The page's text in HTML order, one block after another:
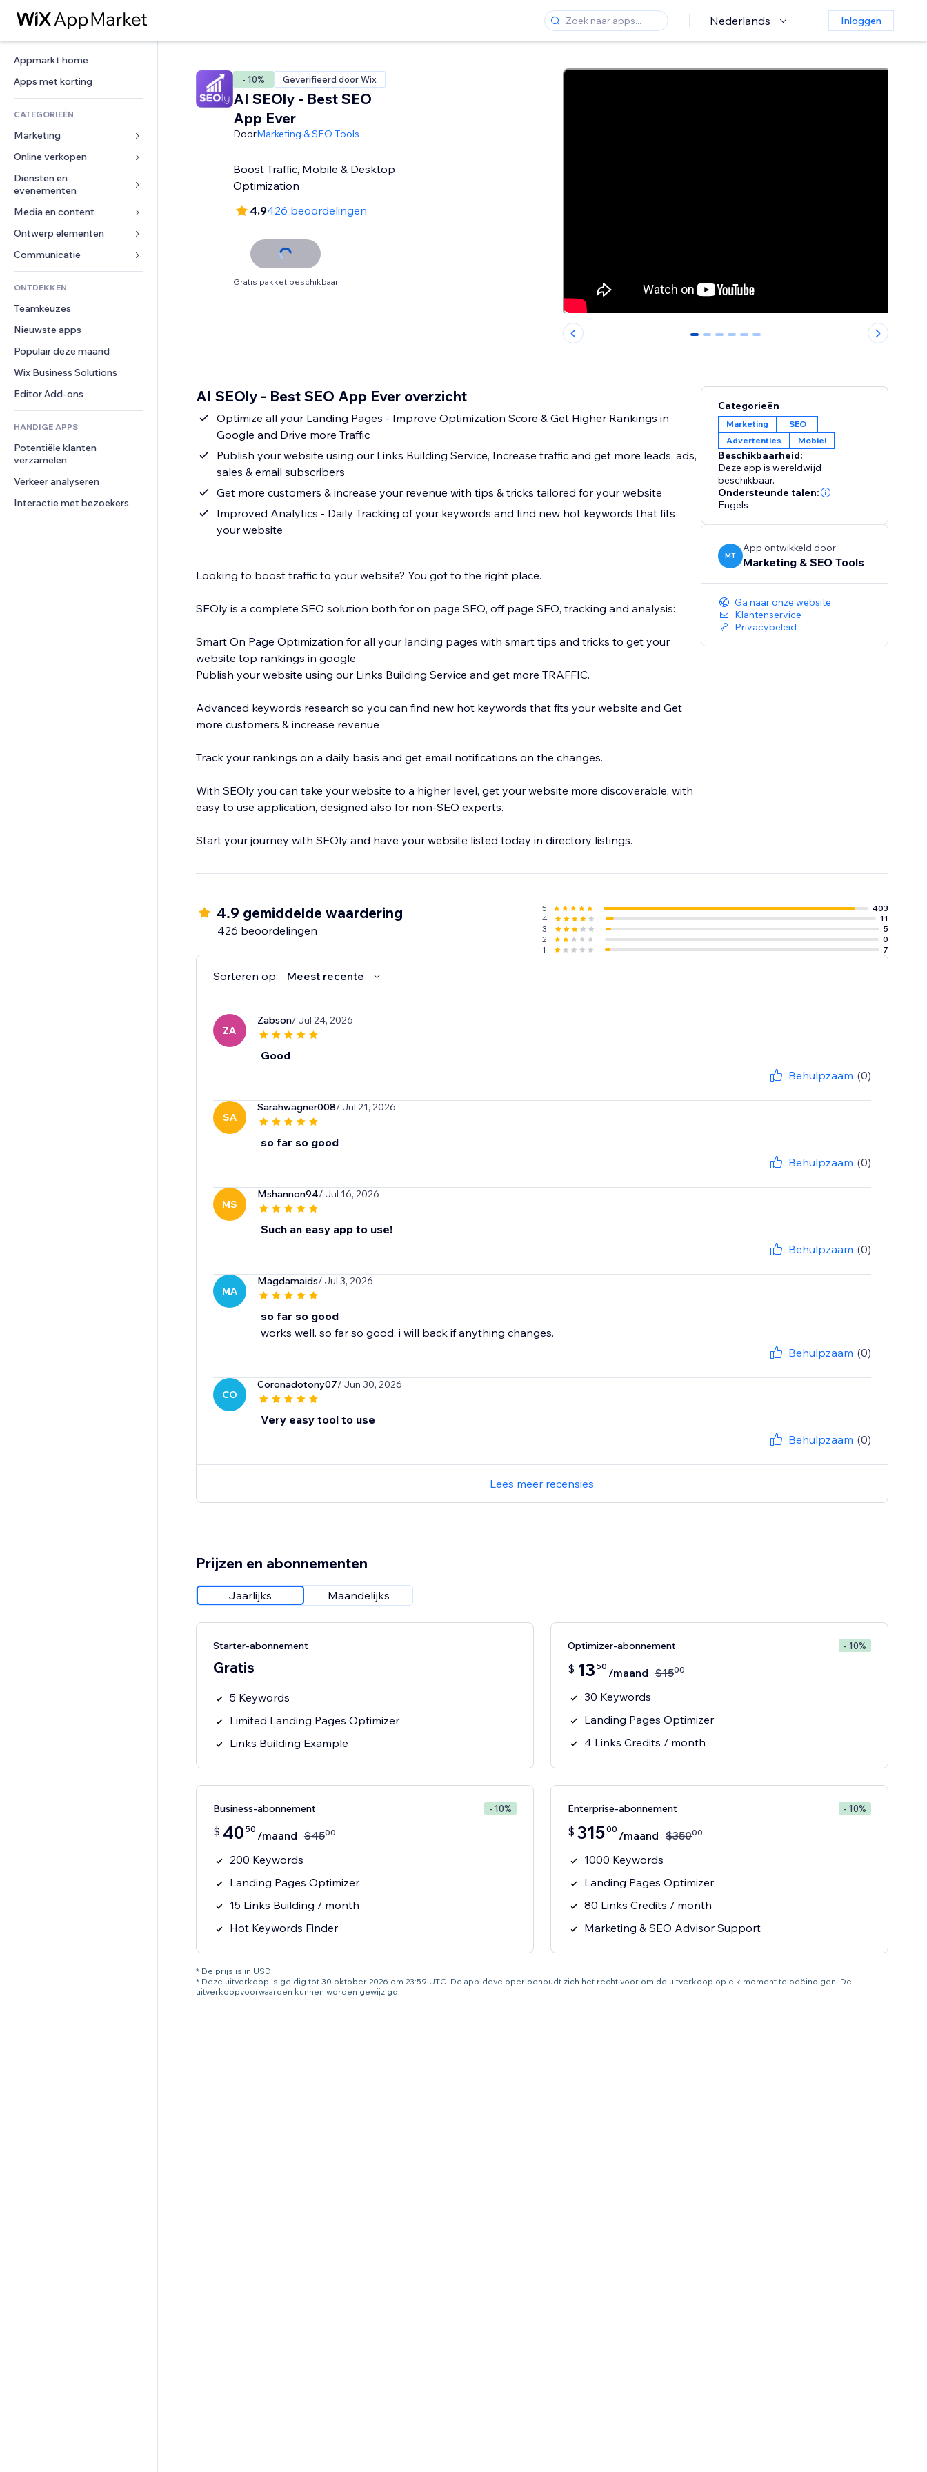
Nederlands Inloggen
Appmarkt home
Apps met korting
CATEGORIEËN
Marketing
Advertenties
Mobiel
Analytics
Social media
SEO
Betrokkenheid
Websitevermeldingen
E-mail
Conversie
Online verkopen
Apps voor webshops
Verzending en levering
Verkoopknoppen
Online cursussen
Print on demand
Boekhouding
Coupons en loyaliteit
Opslagoplossingen
Dropshipping
Prijzen en abonnementen
Crowdfunding
Eten en drinken
Diensten en
evenementen
Hotels
Evenementen
Restaurants
Vastgoed
Boekingen
Media en content
Galerij
Muziek
Podcasts
Fotografie
Video
PDF
Bestanden delen
Nieuws
Ontwerp elementen
Kaarten en navigatie
Privacy en beveiliging
Ontime
Pagina templates
Afbeeldingseffecten
Knoppen en menu's
Banners en badges
Rekenmachines
Zoeken
Weer
Grafieken en tabellen
Formulieren
Enquêtes
Chat
Opmerkingen
Telefoonnummer
Community
Beoordelingen en testimonials
CRM
ONTDEKKEN
Teamkeuzes
Nieuwste apps
Populair deze maand
Wix Business Solutions
Editor Add-ons
HANDIGE APPS
Potentiële klanten
verzamelen
Verkeer analyseren
Interactie met bezoekers
- 10% Geverifieerd door Wix
AI SEOly - Best SEO
App Ever
DoorMarketing & SEO Tools
Boost Traffic, Mobile & Desktop
Optimization
4.9426 beoordelingen
Gratis pakket beschikbaar
0 1 2 3 4 5
AI SEOly - Best SEO App Ever overzicht
Optimize all your Landing Pages - Improve Optimization Score & Get Higher Rankings in
Google and Drive more Traffic
Publish your website using our Links Building Service, Increase traffic and get more leads, ads,
sales & email subscribers
Get more customers & increase your revenue with tips & tricks tailored for your website
Improved Analytics - Daily Tracking of your keywords and find new hot keywords that fits
your website
Looking to boost traffic to your website? You got to the right place.
SEOly is a complete SEO solution both for on page SEO, off page SEO, tracking and analysis:
Smart On Page Optimization for all your landing pages with smart tips and tricks to get your
website top rankings in google
Publish your website using our Links Building Service and get more TRAFFIC.
Advanced keywords research so you can find new hot keywords that fits your website and Get
more customers & increase revenue
Track your rankings on a daily basis and get email notifications on the changes.
With SEOly you can take your website to a higher level, get your website more discoverable, with
easy to use application, designed also for non-SEO experts.
Start your journey with SEOly and have your website listed today in directory listings.
Categorieën
Marketing
SEO
Advertenties
Mobiel
Beschikbaarheid:
Deze app is wereldwijd
beschikbaar.
Ondersteunde talen:
Engels
MT
App ontwikkeld door
Marketing & SEO Tools
Ga naar onze website
Klantenservice
Privacybeleid
4.9 gemiddelde waardering
426 beoordelingen
5
403
4
11
3
5
2
0
1
7
Sorteren op: Meest recente
ZA
Zabson/ Jul 24, 2026
Good
Behulpzaam (0)
SA
Sarahwagner008/ Jul 21, 2026
so far so good
Behulpzaam (0)
MS
Mshannon94/ Jul 16, 2026
Such an easy app to use!
Behulpzaam (0)
MA
Magdamaids/ Jul 3, 2026
so far so good
works well. so far so good. i will back if anything changes.
Behulpzaam (0)
CO
Coronadotony07/ Jun 30, 2026
Very easy tool to use
Behulpzaam (0)
Lees meer recensies
Prijzen en abonnementen
Jaarlijks Maandelijks
Starter-abonnement
Gratis
5 Keywords
Limited Landing Pages Optimizer
Links Building Example
Optimizer-abonnement - 10%
$ 13 50 /maand $1500
30 Keywords
Landing Pages Optimizer
4 Links Credits / month
Business-abonnement - 10%
$ 40 50 /maand $4500
200 Keywords
Landing Pages Optimizer
15 Links Building / month
Hot Keywords Finder
Enterprise-abonnement - 10%
$ 31500 /maand $35000
1000 Keywords
Landing Pages Optimizer
80 Links Credits / month
Marketing & SEO Advisor Support
* De prijs is in USD.
* Deze uitverkoop is geldig tot 30 oktober 2026 om 23:59 UTC. De app-developer behoudt zich het recht voor om de uitverkoop op elk moment te beëindigen. De
uitverkoopvoorwaarden kunnen worden gewijzigd.